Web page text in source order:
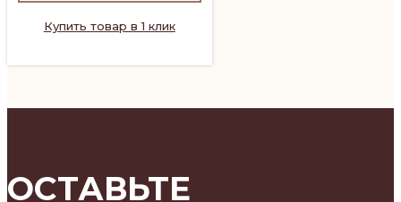
Купить товар в 1 клик
ОСТАВЬТЕ